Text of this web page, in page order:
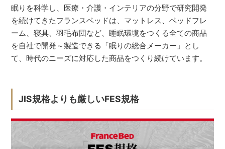
眠りを科学し、医療・介護・インテリアの分野で研究開発
を続けてきたフランスベッドは、マットレス、ベッドフレ
ーム、寝具、羽毛布団など、睡眠環境をつくる全ての商品
を自社で開発～製造できる「眠りの総合メーカー」とし
て、時代のニーズに対応した商品をつくり続けています。
JIS規格よりも厳しいFES規格